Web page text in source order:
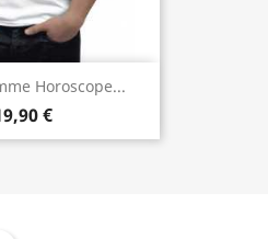
Horoscope...
€